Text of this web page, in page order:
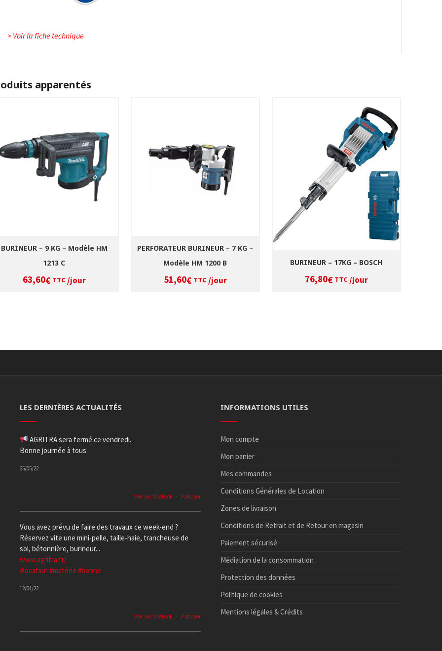
> Voir la fiche technique
apparentés
SÉLECTIONNEZ LES DATES
VOIR LE PRODUIT
BURINEUR – 9 KG – Modèle HM
1213 C
63,60€ TTC /jour
SÉLECTIONNEZ LES DATES
VOIR LE PRODUIT
PERFORATEUR BURINEUR – 7 KG –
Modèle HM 1200 B
51,60€ TTC /jour
SÉLECTIONNEZ LES DATES
VOIR LE PRODUIT
BURINEUR – 17KG – BOSCH
76,80€ TTC /jour
LES DERNIÈRES ACTUALITÉS
AGRITRA sera fermé ce vendredi.
Bonne journée à tous
25/05/22
Voir sur facebook · Partager
Vous avez prévu de faire des travaux ce week-end ?
Réservez vite une mini-pelle, taille-haie, trancheuse de
sol, bétonnière, burineur...
www.agritra.fr/
#location #matérie #benne
12/04/22
Voir sur facebook · Partager
INFORMATIONS UTILES
Mon compte
Mon panier
Mes commandes
Conditions Générales de Location
Zones de livraison
Conditions de Retrait et de Retour en magasin
Paiement sécurisé
Médiation de la consommation
Protection des données
Politique de cookies
Mentions légales & Crédits